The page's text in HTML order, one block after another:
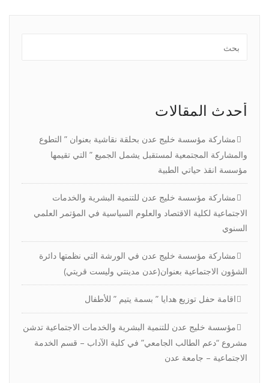
أحدث المقالات
مشاركة مؤسسة خليج عدن بحلقة نقاشية بعنوان ” التطوع
والمشاركة المجتمعية لمستقبل يشمل الجميع ” التي تقيمها
مؤسسة انقذ حياتي الطبية
مشاركة مؤسسة خليج عدن للتنمية البشرية والخدمات
الاجتماعية لكلية الاقتصاد والعلوم السياسية في المؤتمر العلمي
السنوي
مشاركة مؤسسة خليج عدن في الورشة التي نظمتها دائرة
الشؤون الاجتماعية بعنوان(عدن مدينتي وليست قريتي)
اقامة حفل توزيع هدايا ” بسمة يتيم ” للأطفال
مؤسسة خليج عدن للتنمية البشرية والخدمات الاجتماعية تدشن
مشروع “دعم الطالب الجامعي” في كلية الآداب – قسم الخدمة
الاجتماعية – جامعة عدن